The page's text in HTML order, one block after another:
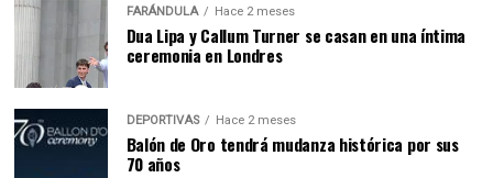
FARÁNDULA Hace 2 meses
Dua Lipa y Callum Turner se casan en una íntima
ceremonia en Londres
DEPORTIVAS Hace 2 meses
Balón de Oro tendrá mudanza histórica por sus
70 años